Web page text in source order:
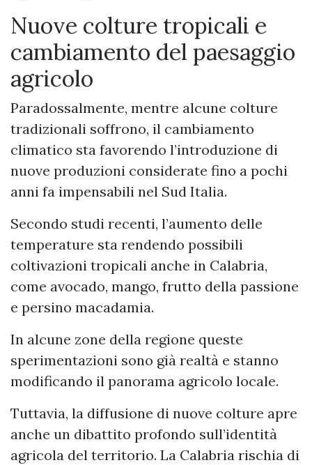
Nuove colture tropicali e
cambiamento del paesaggio
agricolo
Paradossalmente, mentre alcune colture
tradizionali soffrono, il cambiamento
climatico sta favorendo l’introduzione di
nuove produzioni considerate fino a pochi
anni fa impensabili nel Sud Italia.
Secondo studi recenti, l’aumento delle
temperature sta rendendo possibili
coltivazioni tropicali anche in Calabria,
come avocado, mango, frutto della passione
e persino macadamia.
In alcune zone della regione queste
sperimentazioni sono già realtà e stanno
modificando il panorama agricolo locale.
Tuttavia, la diffusione di nuove colture apre
anche un dibattito profondo sull’identità
agricola del territorio. La Calabria rischia di